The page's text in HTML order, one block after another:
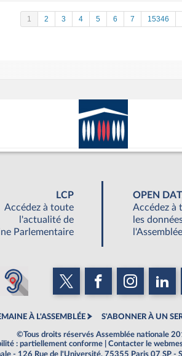
1 2 3 4 5 6 7 15346
LCP
Accédez à toute
l'actualité de
Parlementaire
OPEN
Accédez à
les
À L'ASSEMBLÉE S'ABONNER À UN
©Tous droits réservés Assemblée nationale
: partiellement conforme Contacter le
- 126 Rue de l'Université, 75355 Paris 07 SP -